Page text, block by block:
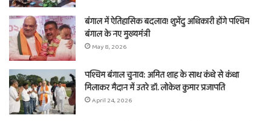
बंगाल में ऐतिहासिक बदलाव! शुभेंदु अधिकारी होंगे पश्चिम
बंगाल के नए मुख्यमंत्री
May 8, 2026
पश्चिम बंगाल चुनाव: अमित शाह के साथ कंधे से कंधा
मिलाकर मैदान में उतरे डॉ. लोकेश कुमार प्रजापति
April 24, 2026